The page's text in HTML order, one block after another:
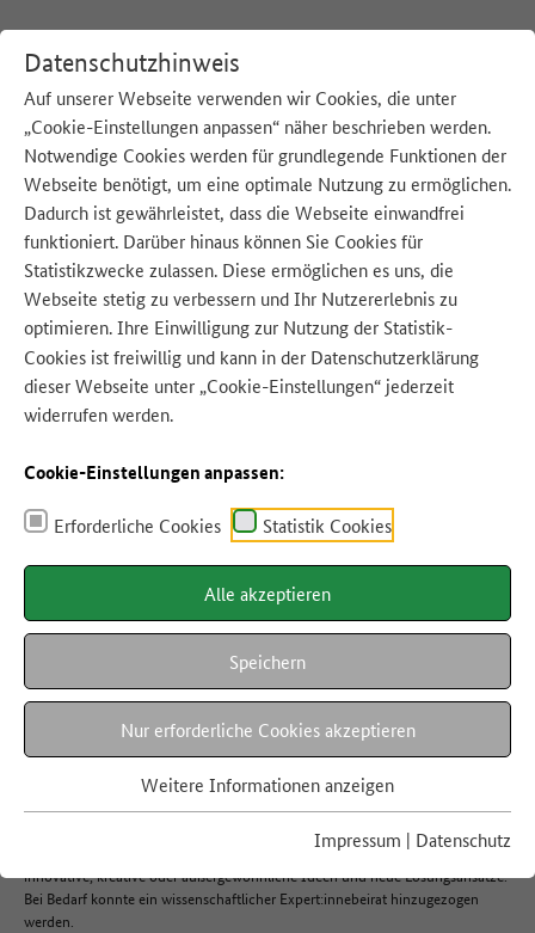
Datenschutzhinweis
Auf unserer Webseite verwenden wir Cookies, die unter
„Cookie-Einstellungen anpassen“ näher beschrieben werden.
Notwendige Cookies werden für grundlegende Funktionen der
Webseite benötigt, um eine optimale Nutzung zu ermöglichen.
Dadurch ist gewährleistet, dass die Webseite einwandfrei
funktioniert. Darüber hinaus können Sie Cookies für
Statistikzwecke zulassen. Diese ermöglichen es uns, die
Webseite stetig zu verbessern und Ihr Nutzererlebnis zu
optimieren. Ihre Einwilligung zur Nutzung der Statistik-
Cookies ist freiwillig und kann in der Datenschutzerklärung
dieser Webseite unter „Cookie-Einstellungen“ jederzeit
widerrufen werden.
Cookie-Einstellungen anpassen:
Erforderliche Cookies Statistik Cookies
Alle akzeptieren
Speichern
Nur erforderliche Cookies akzeptieren
Weitere Informationen anzeigen
Impressum | Datenschutz
:Startseite
Der Bundespreis
Mit dem Zu gut für die Tonne! – Bundespreis zeichnete das
Bundesministerium für Ernährung und Landwirtschaft (BMEL) von 2016
bis 2022 sieben Mal herausragende Projekte und ihre Initiator:innen aus,
die mit ihren konkreten Ideen, Pioniergeist und großem Engagement dazu
beitragen, Lebensmittelverschwendung zu reduzieren.
gesamten Lebensmittelversorgungskette: von Produktion und Handel bis hin
Wettbewerb war dabei offen für alle: Ganz gleich ob Unternehmen,
Gastronomie, landwirtschaftlicher Betrieb, wissenschaftliche Einrichtung,
Privatperson, NGO, Kommune oder Initiative – jede:r konnte mitmachen! Den
Bundespreis erhielt je ein Projekt aus den fünf Kategorien Landwirtschaft &
Produktion, Handel, Gastronomie, Gesellschaft & Bildung sowie
Digitalisierung. Unter den nominierten Projekten wurden zudem Förderpreise
für Projekte in der Start- oder Entwicklungsphase mit insgesamt 15.000 Euro
vergeben.
Die Bewerbungen wurden von einer Jury anhand verschiedener Kriterien
bewertet. Dabei zählten sowohl die inhaltliche Passgenauigkeit, als auch die
Vorbildwirkung und mögliche Reproduzierbarkeit für andere Engagierte, als
auch die bisherigen Erfolge. Die Jury interessierte sich insbesondere für
innovative, kreative oder außergewöhnliche Ideen und neue Lösungsansätze.
Bei Bedarf konnte ein wissenschaftlicher Expert:innebeirat hinzugezogen
werden.